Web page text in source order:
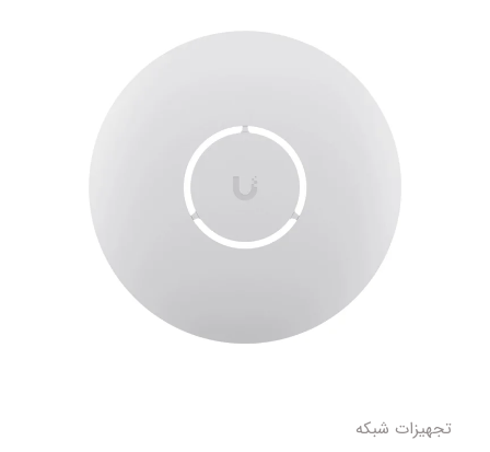
تجهیزات شبکه